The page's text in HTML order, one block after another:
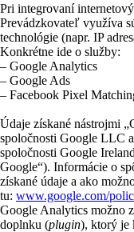
Pri integrovaní
Prevádzkovateľ využíva
technológie (napr. IP
Konkrétne ide o služby:
– Google Analytics
– Google Ads
– Facebook Pixel
Údaje získané nástrojmi
spoločnosti Google LLC
spoločnosti Google
Google“). Informácie o
získané údaje a ako
tu: www.google.com/
Google Analytics možno
doplnku (plugin), ktorý je